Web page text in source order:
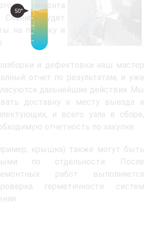
50°
ремонта
Скания будет
на покупку и
и дефектовки наш мастер
отчет по результатам, и уже
дальнейшие действия. Мы
доставку к месту выезда и
и всего узла в сборе,
отчетность по закупке.
крышка) также могут быть
по отдельности. После
работ выполняется
герметичности систем